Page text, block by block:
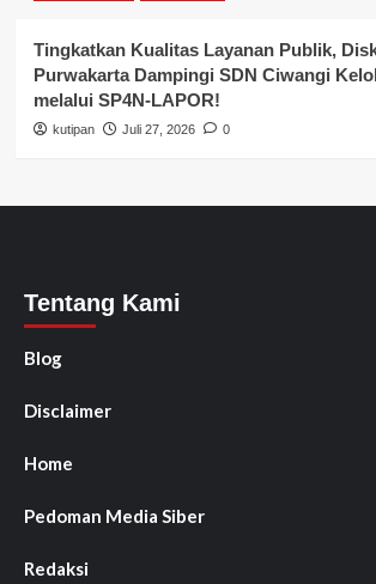
Tingkatkan Kualitas Layanan Publik,
Purwakarta Dampingi SDN Ciwangi
melalui SP4N-LAPOR!
kutipan Juli 27, 2026 0
Tentang Kami
Blog
Disclaimer
Home
Pedoman Media Siber
Redaksi